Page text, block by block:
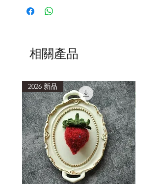
透過合股，打造屬於自己風格的紗線
為出發點，這點與我們成立編織工作室
非常重視旗下紗線本身的風格、手
感與品質。他們的用料講究，販售的線
料，在日本製作。
相關產品
2026 新品